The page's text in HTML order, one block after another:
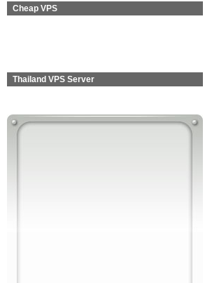
Cheap VPS
Thailand VPS Server